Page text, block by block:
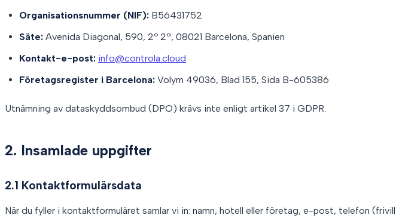
Organisationsnummer (NIF): B56431752
Säte: Avenida Diagonal, 590, 2º 2ª, 08021 Barcelona, Spanien
Kontakt-e-post: info@controla.cloud
Företagsregister i Barcelona: Volym 49036, Blad 155, Sida B-605386
Utnämning av dataskyddsombud (DPO) krävs inte enligt artikel 37 i GDPR.
2. Insamlade uppgifter
2.1 Kontaktformulärsdata
När du fyller i kontaktformuläret samlar vi in: namn, hotell eller företag, e-post, telefon